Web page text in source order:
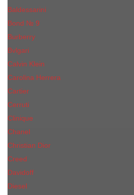
Baldessarini
Bond № 9
Burberry
Bvlgari
Calvin Klein
Carolina Herrera
Cartier
Cerruti
Сliniquе
Chanel
Christian Dior
Creed
Davidoff
Diesel